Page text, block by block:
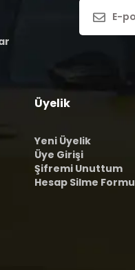
Üyelik
Yeni Üyelik
Üye Girişi
Şifremi Unuttum
Hesap Silme Formu